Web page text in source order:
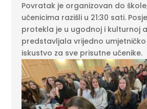
Povratak je organizovan do
učenicima razišli u 21:30 sati.
protekla je u ugodnoj i kulturnoj
predstavljala vrijedno
iskustvo za sve prisutne učenike.